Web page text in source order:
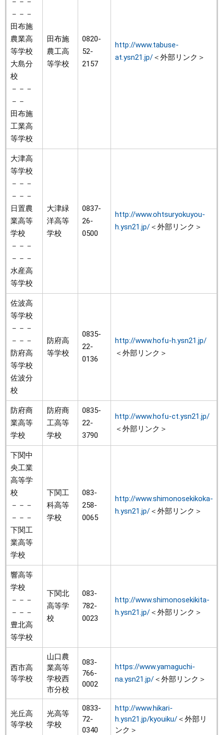
－－－
田布施
農業高
等学校
大島分
校
－－－
－－
田布施
工業高
等学校
田布施
農工高
等学校
0820-
52-
2157
http://www.tabuse-
at.ysn21.jp/＜外部リンク＞
大津高
等学校
－－－
－－－
日置農
業高等
学校
－－－
－－－
水産高
等学校
大津緑
洋高等
学校
0837-
26-
0500
http://www.ohtsuryokuyou-
h.ysn21.jp/＜外部リンク＞
佐波高
等学校
－－－
－－－
防府高
等学校
佐波分
校
防府高
等学校
0835-
22-
0136
http://www.hofu-h.ysn21.jp/
＜外部リンク＞
防府商
業高等
学校
防府商
工高等
学校
0835-
22-
3790
http://www.hofu-ct.ysn21.jp/
＜外部リンク＞
下関中
央工業
高等学
校
－－－
－－－
下関工
業高等
学校
下関工
科高等
学校
083-
258-
0065
http://www.shimonosekikoka-
h.ysn21.jp/＜外部リンク＞
響高等
学校
－－－
－－－
豊北高
等学校
下関北
高等学
校
083-
782-
0023
http://www.shimonosekikita-
h.ysn21.jp/＜外部リンク＞
西市高
等学校
山口農
業高等
学校西
市分校
083-
766-
0002
https://www.yamaguchi-
na.ysn21.jp/＜外部リンク＞
光丘高
等学校
光高等
学校
0833-
72-
0340
http://www.hikari-
h.ysn21.jp/kyouiku/＜外部リ
ンク＞